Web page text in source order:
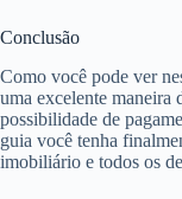
Conclusão
Como você pode ver
uma excelente maneira
possibilidade de
guia você tenha
imobiliário e todos os